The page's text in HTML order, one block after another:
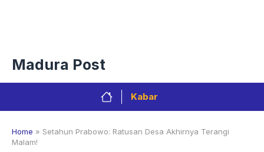
Madura Post
Kabar
Home » Setahun Prabowo: Ratusan Desa Akhirnya Terangi
Malam!